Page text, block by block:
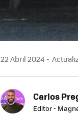
22 Abril 2024
Carlos
Editor -